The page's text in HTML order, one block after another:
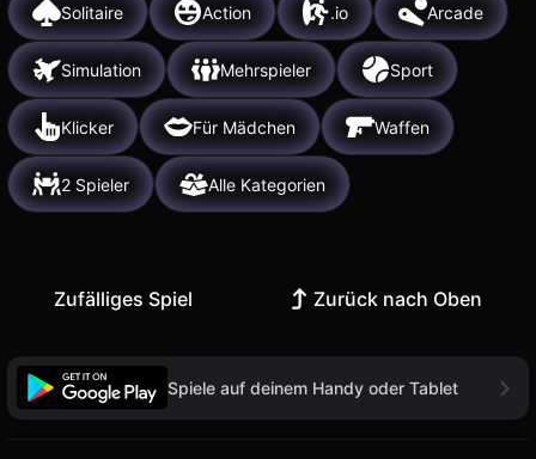
Solitaire Action .io Arcade
Simulation Mehrspieler Sport
Klicker Für Mädchen Waffen
2 Spieler Alle Kategorien
Zufälliges Spiel Zurück nach Oben
Spiele auf deinem Handy oder Tablet